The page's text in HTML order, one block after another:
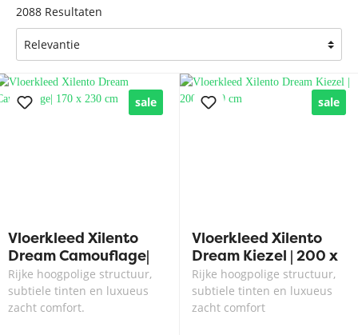
2088 Resultaten
sale
Vloerkleed Xilento
Dream Camouflage|
170 x 230 cm
Rijke hoogpolige structuur,
subtiele tinten en luxueus
zacht comfort.
sale
Vloerkleed Xilento
Dream Kiezel | 200 x
300 cm
Rijke hoogpolige structuur,
subtiele tinten en luxueus
zacht comfort